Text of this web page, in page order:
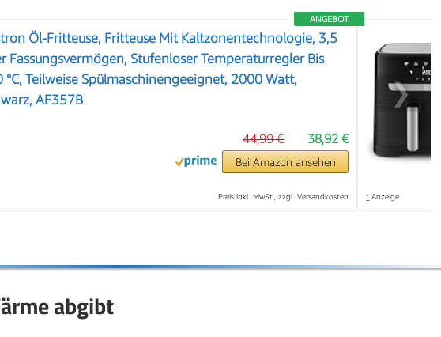
ANGEBOT
Öl-Fritteuse, Fritteuse Mit Kaltzonentechnologie, 3,5
Fassungsvermögen, Stufenloser Temperaturregler Bis
°C, Teilweise Spülmaschinengeeignet, 2000 Watt,
AF357B
38,92 €
44,99 €
Bei Amazon ansehen
Preis inkl. MwSt., zzgl. Versandkosten * Anzeige
❯
abgibt